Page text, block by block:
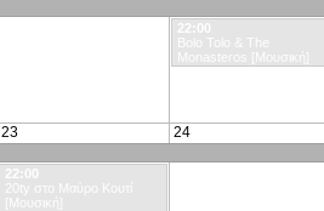
23 24
22:00
Bolo Tolo & The
Monasteros [Μουσική]
22:00
20ty στο Μαύρο Κουτί
[Μουσική]